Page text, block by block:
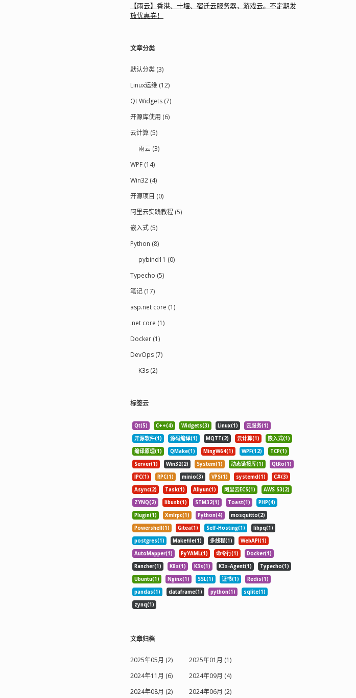
【雨云】香港、十堰、宿迁云服务器，游戏云。不定期发
放优惠券！
文章分类
默认分类 (3)
Linux运维 (12)
Qt Widgets (7)
开源库使用 (6)
云计算 (5)
雨云 (3)
WPF (14)
Win32 (4)
开源项目 (0)
阿里云实践教程 (5)
嵌入式 (5)
Python (8)
pybind11 (0)
Typecho (5)
笔记 (17)
asp.net core (1)
.net core (1)
Docker (1)
DevOps (7)
K3s (2)
标签云
Qt(5) C++(4) Widgets(3) Linux(1)
云服务(1)
开源软件(1)
源码编译(1) MQTT(2) 云计算(1)
嵌入式(1)
编译原理(1)
QMake(1) MingW64(1) WPF(12)
TCP(1)
Server(1)
Win32(2) System(1) 动态链接库(1)
QtRo(1)
IPC(1)
RPC(1) minio(3) VPS(1) systemd(1)
C#(3)
Async(2)
Task(1) Aliyun(1) 阿里云ECS(1)
AWS S3(2)
ZYNQ(2)
libusb(1) STM32(1) Toast(1)
PHP(4)
Plugin(1)
Xmlrpc(1) Python(4)
mosquitto(2)
Powershell(1)
Gitea(1) Self-Hosting(1)
libpq(1)
postgres(1)
Makefile(1) 多线程(1)
WebAPI(1)
AutoMapper(1)
PyYAML(1) 命令行(1)
Docker(1)
Rancher(1)
K8s(1) K3s(1) K3s-Agent(1)
Typecho(1)
Ubuntu(1)
Nginx(1) SSL(1) 证书(1)
Redis(1)
pandas(1)
dataframe(1) python(1)
sqlite(1)
zynq(1)
文章归档
2025年05月 (2)
2025年01月 (1)
2024年11月 (6)
2024年09月 (4)
2024年08月 (2)
2024年06月 (2)